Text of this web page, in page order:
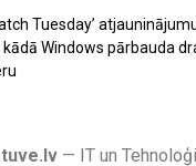
Tuesday’
Windows pārbauda
— IT un